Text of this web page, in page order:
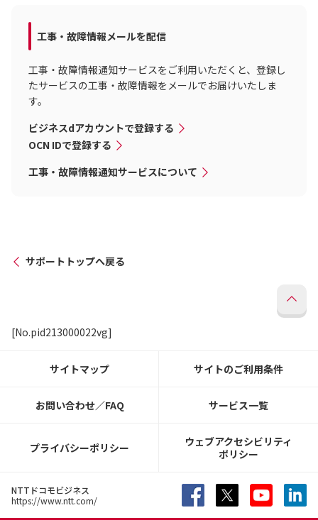
工事・故障情報メールを配信
工事・故障情報通知サービスをご利用いただくと、登録し
たサービスの工事・故障情報をメールでお届けいたしま
す。
ビジネスdアカウントで登録する
OCN IDで登録する
工事・故障情報通知サービスについて
サポートトップへ戻る
[No.pid213000022vg]
サイトマップ サイトのご利用条件
お問い合わせ／FAQ サービス一覧
プライバシーポリシー
ウェブアクセシビリティ
ポリシー
NTTドコモビジネス
https://www.ntt.com/